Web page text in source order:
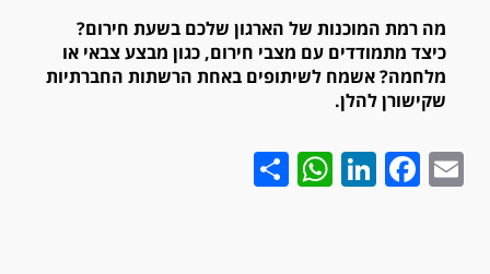
מה רמת המוכנות של הארגון שלכם בשעת חירום?
כיצד מתמודדים עם מצבי חירום, כגון מבצע צבאי או
מלחמה? אשמח לשיתופים באחת הרשתות החברתיות
שקישורן להלן.
Email
Facebook
LinkedIn
WhatsApp